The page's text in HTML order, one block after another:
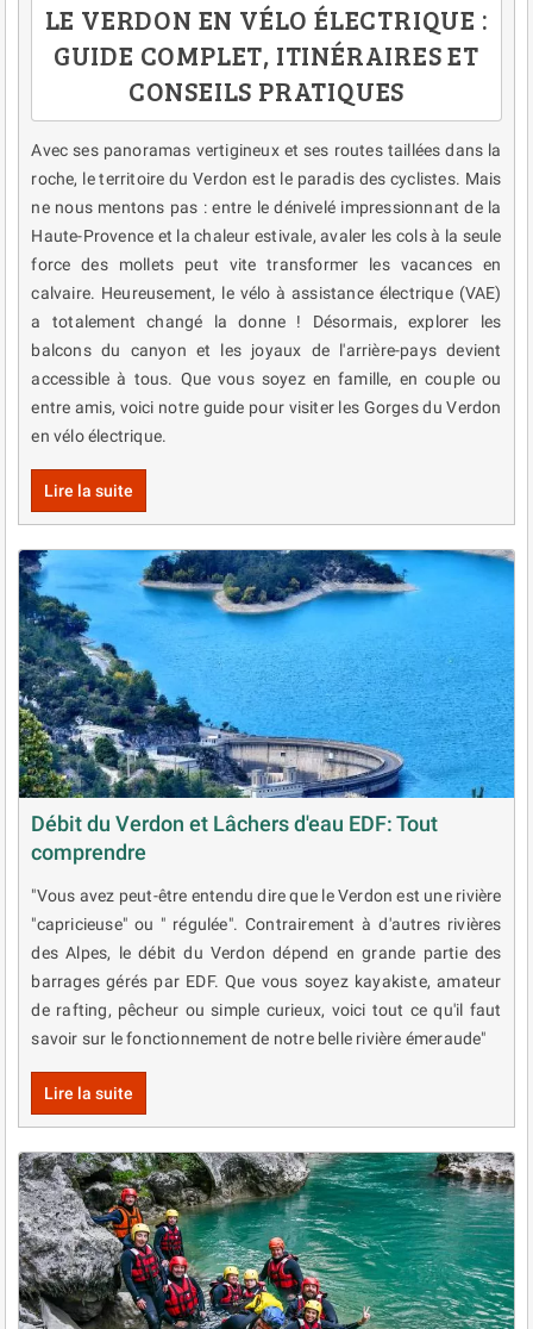
LE VERDON EN VÉLO ÉLECTRIQUE :
GUIDE COMPLET, ITINÉRAIRES ET
CONSEILS PRATIQUES
Avec ses panoramas vertigineux et ses routes taillées dans la
roche, le territoire du Verdon est le paradis des cyclistes. Mais
ne nous mentons pas : entre le dénivelé impressionnant de la
Haute-Provence et la chaleur estivale, avaler les cols à la seule
force des mollets peut vite transformer les vacances en
calvaire. Heureusement, le vélo à assistance électrique (VAE)
a totalement changé la donne ! Désormais, explorer les
balcons du canyon et les joyaux de l'arrière-pays devient
accessible à tous. Que vous soyez en famille, en couple ou
entre amis, voici notre guide pour visiter les Gorges du Verdon
en vélo électrique.
Lire la suite
Débit du Verdon et Lâchers d'eau EDF: Tout
comprendre
"Vous avez peut-être entendu dire que le Verdon est une rivière
"capricieuse" ou " régulée". Contrairement à d'autres rivières
des Alpes, le débit du Verdon dépend en grande partie des
barrages gérés par EDF. Que vous soyez kayakiste, amateur
de rafting, pêcheur ou simple curieux, voici tout ce qu'il faut
savoir sur le fonctionnement de notre belle rivière émeraude"
Lire la suite